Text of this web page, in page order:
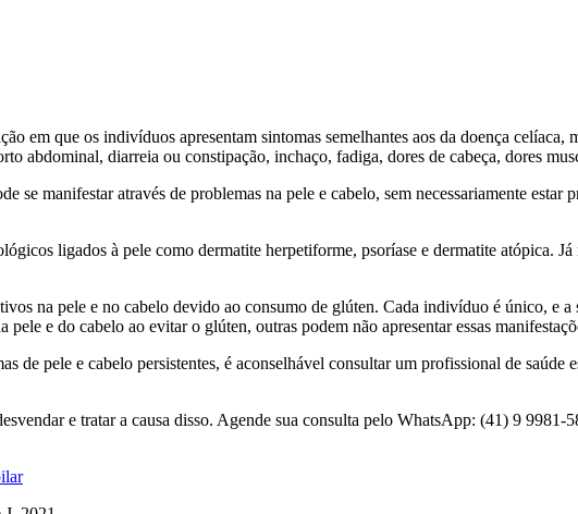
em que os indivíduos apresentam sintomas semelhantes aos da doença celíaca,
abdominal, diarreia ou constipação, inchaço, fadiga, dores de cabeça, dores
se manifestar através de problemas na pele e cabelo, sem necessariamente estar
ligados à pele como dermatite herpetiforme, psoríase e dermatite atópica.
na pele e no cabelo devido ao consumo de glúten. Cada indivíduo é único, e
e do cabelo ao evitar o glúten, outras podem não apresentar essas
de pele e cabelo persistentes, é aconselhável consultar um profissional de saúde
e tratar a causa disso. Agende sua consulta pelo WhatsApp: (41) 9 9981-